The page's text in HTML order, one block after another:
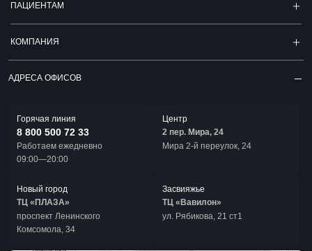
ПАЦИЕНТАМ
КОМПАНИЯ
АДРЕСА ОФИСОВ
Горячая линия
8 800 500 72 33
Работаем ежедневно
09:00—20:00
Центр
2 пер. Мира, 24
Мира 2-й переулок, 24
Новый город
ТЦ «ПЛАЗА»
проспект Ленинского
Комсомола, 34
Засвияжье
ТЦ «Вавилон»
ул. Рябикова, 21 ст1